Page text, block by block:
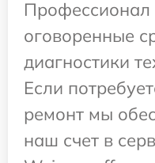
Профессионал
оговоренные
диагностики
Если
ремонт мы
наш счет в